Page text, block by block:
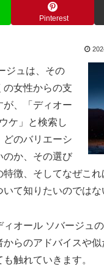
Pinterest
ジュは、その
の女性からの支
が、「ディオー
ケ」と検索し
どのバリエーシ
のか、その選び
徴、そしてなぜこ
て知りたいのではな
ィオール ソバージュ
らのアドバイスや
触れていきます。